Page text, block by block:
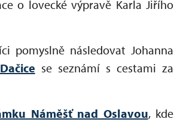
o lovecké výpravě Karla Jiřího
pomyslně následovat Johanna
se seznámí s cestami za
Náměšť nad Oslavou, kde